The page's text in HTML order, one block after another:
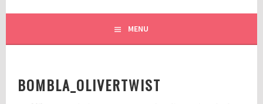
MENU
BOMBLA_OLIVERTWIST